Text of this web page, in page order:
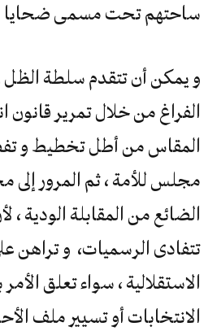
ساحتهم تحت مسمى ضحايا
و يمكن أن تتقدم سلطة الظل
الفراغ من خلال تمرير قانون
المقاس من أطل تخطيط و
مجلس للأمة ، ثم المرور إلى
الضائع من المقابلة الودية
تتفادى الرسميات، و تراهن
الاستقلالية ، سواء تعلق
الانتخابات أو تسيير ملف